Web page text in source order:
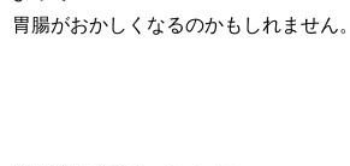
胃腸がおかしくなるのかもしれません。